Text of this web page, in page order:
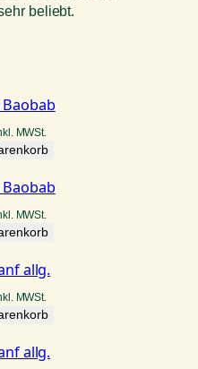
beliebt.
MWSt.
MWSt.
allg.
MWSt.
allg.